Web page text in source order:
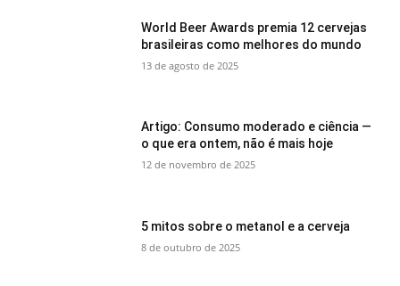
World Beer Awards premia 12 cervejas
brasileiras como melhores do mundo
13 de agosto de 2025
Artigo: Consumo moderado e ciência —
o que era ontem, não é mais hoje
12 de novembro de 2025
5 mitos sobre o metanol e a cerveja
8 de outubro de 2025